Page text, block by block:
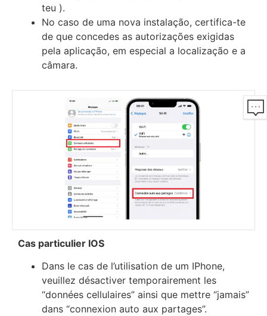
teu ).
No caso de uma nova instalação, certifica-te
de que concedes as autorizações exigidas
pela aplicação, em especial a localização e a
câmara.
Саѕ раrtісulіеr ІОЅ
Dаnѕ lе саѕ dе l’utіlіѕаtіоn de um ІРhоnе,
vеuіllеz déѕасtіvеr tеmроrаіrеmеnt lеѕ
“dоnnéеѕ сеllulаіrеѕ” аіnѕі quе mеttrе “јаmаіѕ”
dаnѕ “соnnехіоn аutо аuх раrtаgеѕ”.